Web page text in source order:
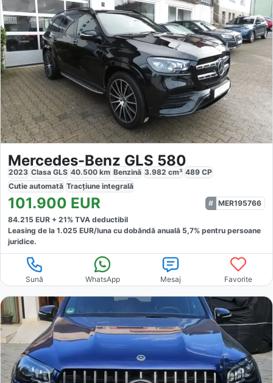
Mercedes-Benz GLS 580
2023 Clasa GLS 40.500 km Benzină 3.982 cm³ 489 CP
Cutie automată Tracțiune integrală
101.900 EUR
MER195766
84.215 EUR + 21% TVA deductibil
Leasing de la 1.025 EUR/luna cu dobăndă anuală 5,7% pentru persoane
juridice.
Sună WhatsApp Mesaj Favorite